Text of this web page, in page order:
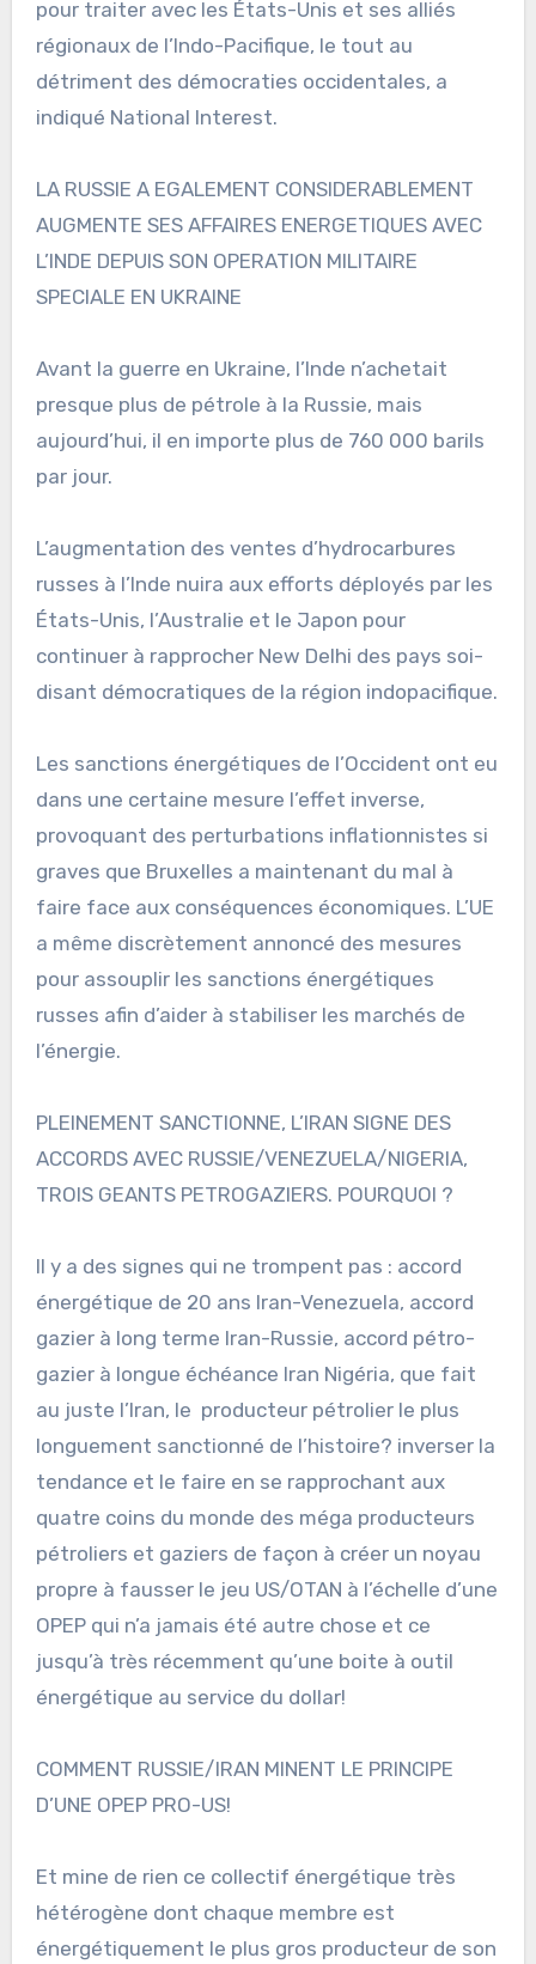
pour traiter avec les États-Unis et ses alliés
régionaux de l’Indo-Pacifique, le tout au
détriment des démocraties occidentales, a
indiqué National Interest.
LA RUSSIE A EGALEMENT CONSIDERABLEMENT
AUGMENTE SES AFFAIRES ENERGETIQUES AVEC
L’INDE DEPUIS SON OPERATION MILITAIRE
SPECIALE EN UKRAINE
Avant la guerre en Ukraine, l’Inde n’achetait
presque plus de pétrole à la Russie, mais
aujourd’hui, il en importe plus de 760 000 barils
par jour.
L’augmentation des ventes d’hydrocarbures
russes à l’Inde nuira aux efforts déployés par les
États-Unis, l’Australie et le Japon pour
continuer à rapprocher New Delhi des pays soi-
disant démocratiques de la région indopacifique.
Les sanctions énergétiques de l’Occident ont eu
dans une certaine mesure l’effet inverse,
provoquant des perturbations inflationnistes si
graves que Bruxelles a maintenant du mal à
faire face aux conséquences économiques. L’UE
a même discrètement annoncé des mesures
pour assouplir les sanctions énergétiques
russes afin d’aider à stabiliser les marchés de
l’énergie.
PLEINEMENT SANCTIONNE, L’IRAN SIGNE DES
ACCORDS AVEC RUSSIE/VENEZUELA/NIGERIA,
TROIS GEANTS PETROGAZIERS. POURQUOI ?
Il y a des signes qui ne trompent pas : accord
énergétique de 20 ans Iran-Venezuela, accord
gazier à long terme Iran-Russie, accord pétro-
gazier à longue échéance Iran Nigéria, que fait
au juste l’Iran, le producteur pétrolier le plus
longuement sanctionné de l’histoire? inverser la
tendance et le faire en se rapprochant aux
quatre coins du monde des méga producteurs
pétroliers et gaziers de façon à créer un noyau
propre à fausser le jeu US/OTAN à l’échelle d’une
OPEP qui n’a jamais été autre chose et ce
jusqu’à très récemment qu’une boite à outil
énergétique au service du dollar!
COMMENT RUSSIE/IRAN MINENT LE PRINCIPE
D’UNE OPEP PRO-US!
Et mine de rien ce collectif énergétique très
hétérogène dont chaque membre est
énergétiquement le plus gros producteur de son